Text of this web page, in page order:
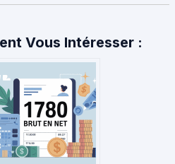
Vous Intéresser :